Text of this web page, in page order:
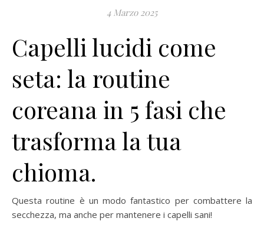
4 Marzo 2025
Capelli lucidi come
seta: la routine
coreana in 5 fasi che
trasforma la tua
chioma.
Questa routine è un modo fantastico per combattere la
secchezza, ma anche per mantenere i capelli sani!